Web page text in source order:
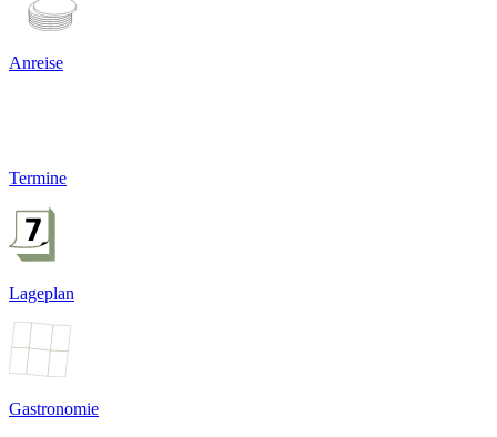
Anreise
Termine
Lageplan
Gastronomie